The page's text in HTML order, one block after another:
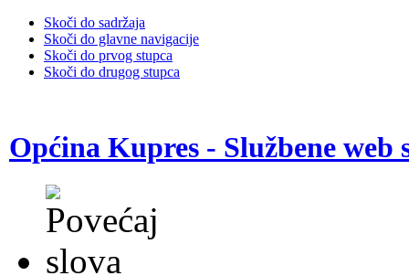
Skoči do sadržaja
Skoči do glavne navigacije
Skoči do prvog stupca
Skoči do drugog stupca
Općina Kupres - Službene web